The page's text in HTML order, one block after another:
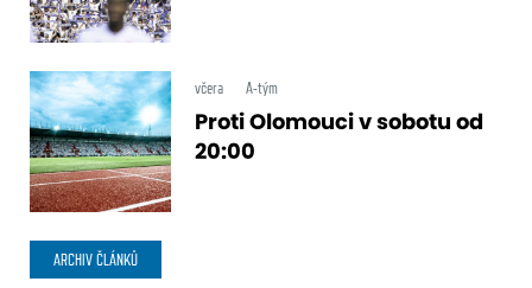
včera A-tým
Proti Olomouci v sobotu od
20:00
ARCHIV ČLÁNKŮ